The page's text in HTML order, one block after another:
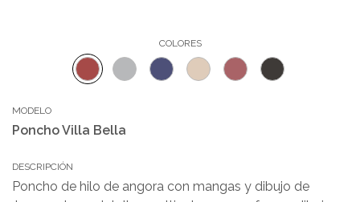
COLORES
MODELO
Poncho Villa Bella
DESCRIPCIÓN
Poncho de hilo de angora con mangas y dibujo de